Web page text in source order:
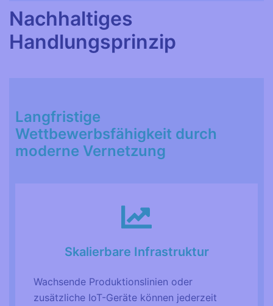
Nachhaltiges
Handlungsprinzip
Langfristige
Wettbewerbsfähigkeit durch
moderne Vernetzung
Skalierbare Infrastruktur
Wachsende Produktionslinien oder
zusätzliche IoT-Geräte können jederzeit